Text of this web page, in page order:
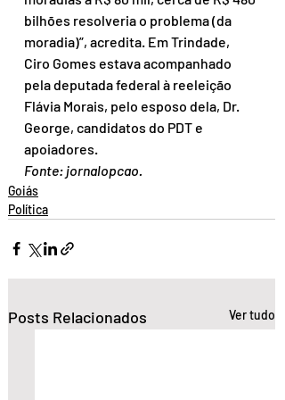
bilhões resolveria o problema (da
moradia)”, acredita. Em Trindade,
Ciro Gomes estava acompanhado
pela deputada federal à reeleição
Flávia Morais, pelo esposo dela, Dr.
George, candidatos do PDT e
apoiadores.
Fonte: jornalopcao.
Goiás
Política
Posts Relacionados Ver tudo